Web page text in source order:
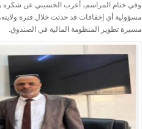
وفي ختام المراسم، أعرب الحسيني عن شكره
مسؤولية أي إخفاقات قد حدثت خلال فترة
مسيرة تطوير المنظومة المالية في الصندوق.